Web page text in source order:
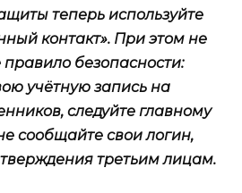
теперь используйте
контакт». При этом не
безопасности:
учётную запись на
следуйте главному
сообщайте свои логин,
третьим лицам.